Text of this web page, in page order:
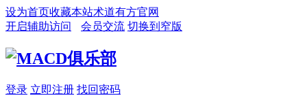
设为首页收藏本站术道有方官网
开启辅助访问
会员交流 切换到窄版
登录 立即注册 找回密码